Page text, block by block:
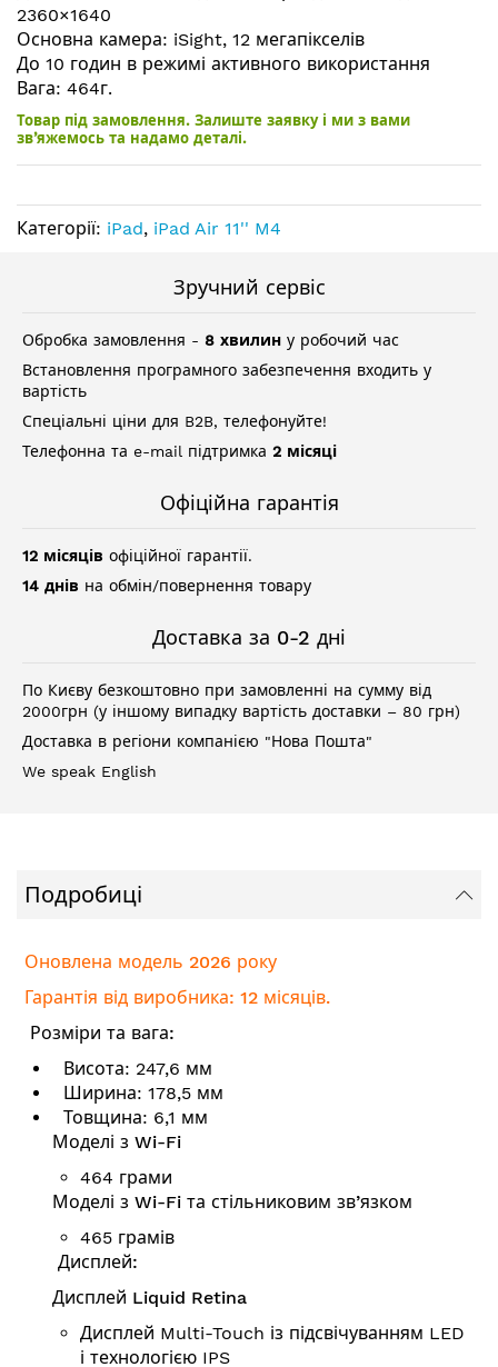
2360×1640
Основна камера: iSight, 12 мегапікселів
До 10 годин в режимі активного використання
Вага: 464г.
Товар під замовлення. Залиште заявку і ми з вами
зв’яжемось та надамо деталі.
Категорії: iPad, iPad Air 11'' M4
Зручний сервіс
Обробка замовлення - 8 хвилин у робочий час
Встановлення програмного забезпечення входить у
вартість
Спеціальні ціни для B2B, телефонуйте!
Телефонна та e-mail підтримка 2 місяці
Офіційна гарантія
12 місяців офіційної гарантії.
14 днів на обмін/повернення товару
Доставка за 0-2 дні
По Києву безкоштовно при замовленні на сумму від
2000грн (у іншому випадку вартість доставки – 80 грн)
Доставка в регіони компанією "Нова Пошта"
We speak English
Подробиці
Оновлена модель 2026 року
Гарантія від виробника: 12 місяців.
Розміри та вага:
Висота: 247,6 мм
Ширина: 178,5 мм
Товщина: 6,1 мм
Моделі з Wi-Fi
464 грами
Моделі з Wi-Fi та стільниковим зв’язком
465 грамів
Дисплей:
Дисплей Liquid Retina
Дисплей Multi-Touch із підсвічуванням LED
і технологією IPS